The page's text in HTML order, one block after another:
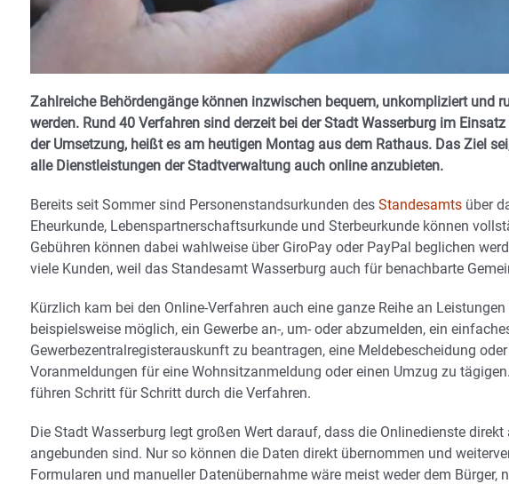
Zahlreiche Behördengänge können inzwischen bequem, unkompliziert und
werden. Rund 40 Verfahren sind derzeit bei der Stadt Wasserburg im
der Umsetzung, heißt es am heutigen Montag aus dem Rathaus. Das Ziel
alle Dienstleistungen der Stadtverwaltung auch online anzubieten.
Bereits seit Sommer sind Personenstandsurkunden des Standesamts über
Eheurkunde, Lebenspartnerschaftsurkunde und Sterbeurkunde können
Gebühren können dabei wahlweise über GiroPay oder PayPal beglichen
viele Kunden, weil das Standesamt Wasserburg auch für benachbarte
Kürzlich kam bei den Online-Verfahren auch eine ganze Reihe an Leistungen
beispielsweise möglich, ein Gewerbe an-, um- oder abzumelden, ein
Gewerbezentralregisterauskunft zu beantragen, eine Meldebescheidung
Voranmeldungen für eine Wohnsitzanmeldung oder einen Umzug zu
führen Schritt für Schritt durch die Verfahren.
Die Stadt Wasserburg legt großen Wert darauf, dass die Onlinedienste
angebunden sind. Nur so können die Daten direkt übernommen und
Formularen und manueller Datenübernahme wäre meist weder dem